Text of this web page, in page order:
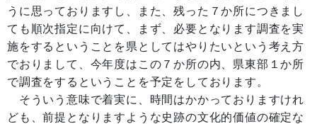
うに思っておりますし、また、残った７か所につきまし
ても順次指定に向けて、まず、必要となります調査を実
施をするということを県としてはやりたいという考え方
でおりまして、今年度はこの７か所の内、県東部１か所
で調査をするということを予定をしております。
そういう意味で着実に、時間はかかっておりますけれ
ども、前提となりますような史跡の文化的価値の確定な